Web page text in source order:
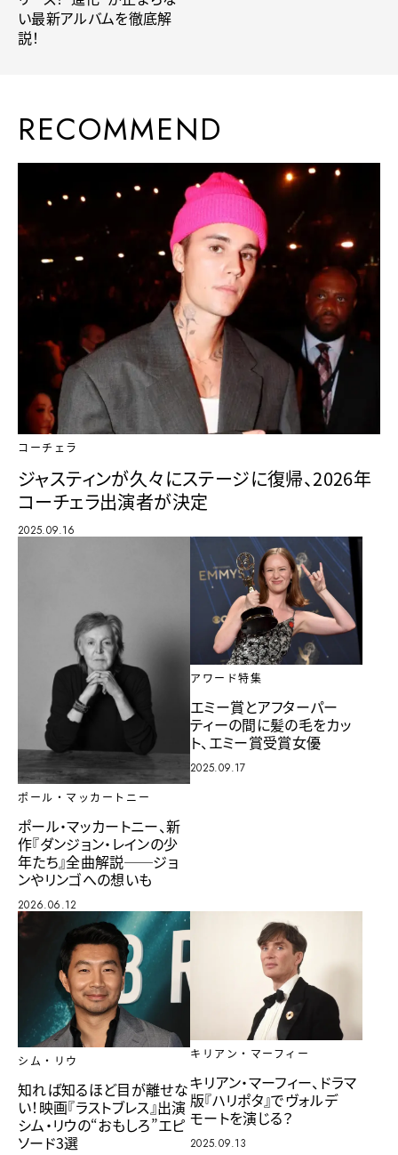
い最新アルバムを徹底解
説！
RECOMMEND
コーチェラ
ジャスティンが久々にステージに復帰、2026年
コーチェラ出演者が決定
2025.09.16
ポール・マッカートニー
ポール・マッカートニー、新
作『ダンジョン・レインの少
年たち』全曲解説──ジョ
ンやリンゴへの想いも
2026.06.12
アワード特集
エミー賞とアフターパー
ティーの間に髪の毛をカッ
ト、エミー賞受賞女優
2025.09.17
シム・リウ
知れば知るほど目が離せな
い！映画『ラストブレス』出演
シム・リウの“おもしろ”エピ
ソード3選
キリアン・マーフィー
キリアン・マーフィー、ドラマ
版『ハリポタ』でヴォルデ
モートを演じる？
2025.09.13